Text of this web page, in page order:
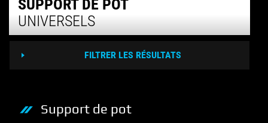
SUPPORT DE POT
UNIVERSELS
FILTRER LES RÉSULTATS
Support de pot